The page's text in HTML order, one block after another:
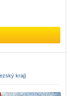
kraj)